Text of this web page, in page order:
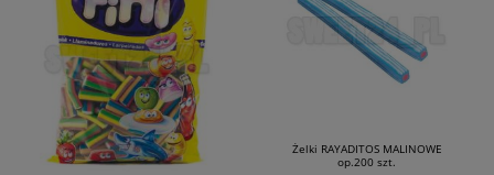
Żelki RAYADITOS MALINOWE
op.200 szt.